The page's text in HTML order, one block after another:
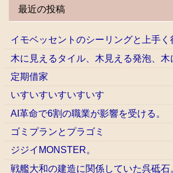
最近の投稿
イモベッセントのシーリングと上手く
木に見えるタイル、木見える発泡、木
定期借家
いすいすいすいすいす
AI革命で6割の職業が影響を受ける。
ゴミプランとプラゴミ
ジジイMONSTER。
戦艦大和の建造に関係していた呉砥石